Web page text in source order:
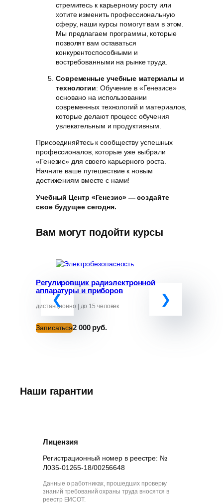
стремитесь к карьерному росту или
хотите изменить профессиональную
сферу, наши курсы помогут вам в этом.
Мы предлагаем программы, которые
позволят вам оставаться
конкурентоспособными и
востребованными на рынке труда.
Современные учебные материалы и
технологии: Обучение в «Генезисе»
основано на использовании
современных технологий и материалов,
которые делают процесс обучения
увлекательным и продуктивным.
Присоединяйтесь к сообществу успешных
профессионалов, которые уже выбрали
«Генезис» для своего карьерного роста.
Начните ваше путешествие к новым
достижениям вместе с нами!
Учебный Центр «Генезис» — создайте
свое будущее сегодня.
Вам могут подойти курсы
Регулировщик радиэлектронной
аппаратуры и приборов
дистанционно | до 15 человек
Записаться2 000 руб.
Наши гарантии
Лицензия
Регистрационный номер в реестре: №
Л035-01265-18/00256648
Данные о работниках, прошедших проверку
знаний требований охраны труда вносятся в
реестр ЕИСОТ.